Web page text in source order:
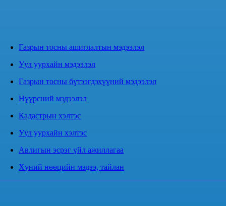
Газрын тосны ашиглалтын мэдээлэл
Уул уурхайн мэдээлэл
Газрын тосны бүтээгдэхүүний мэдээлэл
Нүүрсний мэдээлэл
Кадастрын хэлтэс
Уул уурхайн хэлтэс
Авлигын эсрэг үйл ажиллагаа
Хүний нөөцийн мэдээ, тайлан